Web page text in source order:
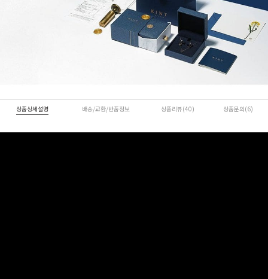
상품상세설명 배송/교환/반품정보 상품리뷰(40) 상품문의(6)